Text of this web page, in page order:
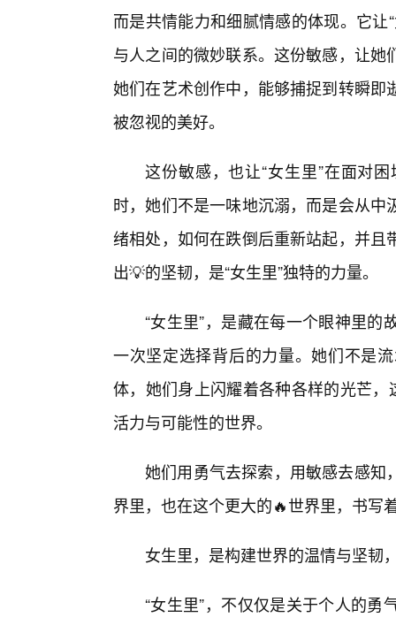
而是共情能力和细腻情感的体现。它
与人之间的微妙联系。这份敏感，让
她们在艺术创作中，能够捕捉到转瞬
被忽视的美好。
这份敏感，也让“女生里”在面对
时，她们不是一味地沉溺，而是会从
绪相处，如何在跌倒后重新站起，并
出💡的坚韧，是“女生里”独特的力量。
“女生里”，是藏在每一个眼神里
一次坚定选择背后的力量。她们不是
体，她们身上闪耀着各种各样的光芒
活力与可能性的世界。
她们用勇气去探索，用敏感去感知
界里，也在这个更大的🔥世界里，书写
女生里，是构建世界的温情与坚韧
“女生里”，不仅仅是关于个人的